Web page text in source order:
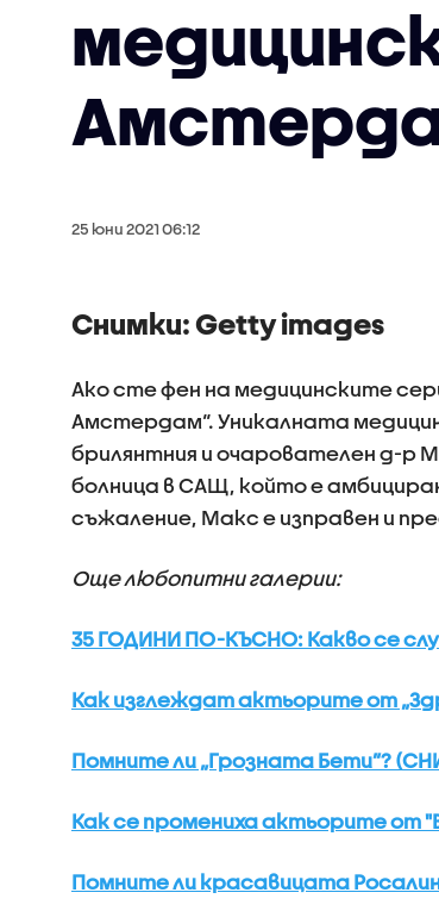
25 юни 2021 06:12
Снимки: Getty images
Ако сте фен на медицинските
Амстердам“. Уникалната
брилянтния и очарователен д-р
болница в САЩ, който е
съжаление, Макс е изправен и
Още любопитни галерии:
35 ГОДИНИ ПО-КЪСНО: Какво се
Как изглеждат актьорите от
Помните ли „Грозната Бети”?
Как се промениха актьорите от
Помните ли красавицата